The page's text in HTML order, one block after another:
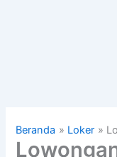
Beranda Loker